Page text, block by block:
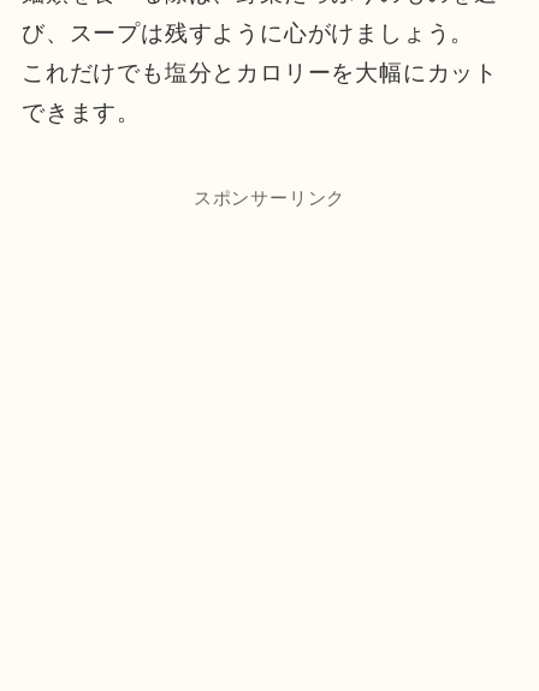
び、スープは残すように心がけましょう。
これだけでも塩分とカロリーを大幅にカット
できます。
スポンサーリンク